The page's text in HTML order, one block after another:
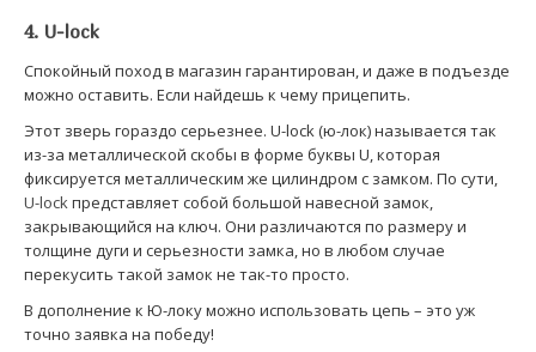
4. U-lock
Спокойный поход в магазин гарантирован, и даже в подъезде
можно оставить. Если найдешь к чему прицепить.
Этот зверь гораздо серьезнее. U-lock (ю-лок) называется так
из-за металлической скобы в форме буквы U, которая
фиксируется металлическим же цилиндром с замком. По сути,
U-lockпредставляет собой большой навесной замок,
закрывающийся на ключ. Они различаются по размеру и
толщине дуги и серьезности замка, но в любом случае
перекусить такой замок не так-то просто.
В дополнение к Ю-локу можно использовать цепь – это уж
точно заявка на победу!